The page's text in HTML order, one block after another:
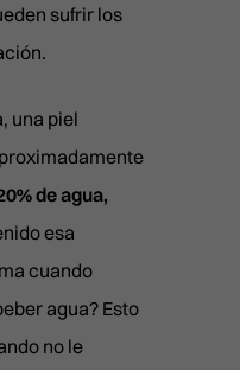
sufrir los
una piel
de agua,
esa
cuando
agua? Esto
no le
REPOSICIÓN DE PÓMULOS
RINOMODELACIÓN SIN
SONRISA GINGIVAL
SURCO NASOGENIANO
REVIVE
Kalea, 6, Abando
21 24 27